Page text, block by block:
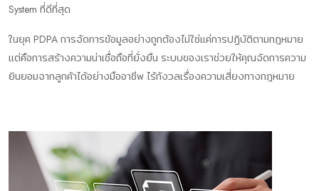
System ที่ดีที่สุด
ในยุค PDPA การจัดการข้อมูลอย่างถูกต้องไม่ใช่แค่การปฏิบัติตามกฎหมาย
แต่คือการสร้างความน่าเชื่อถือที่ยั่งยืน ระบบของเราช่วยให้คุณจัดการความ
ยินยอมจากลูกค้าได้อย่างมืออาชีพ ไร้กังวลเรื่องความเสี่ยงทางกฎหมาย